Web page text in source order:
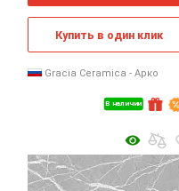
В наличии
Купить в один клик
Gracia Ceramica - Арко